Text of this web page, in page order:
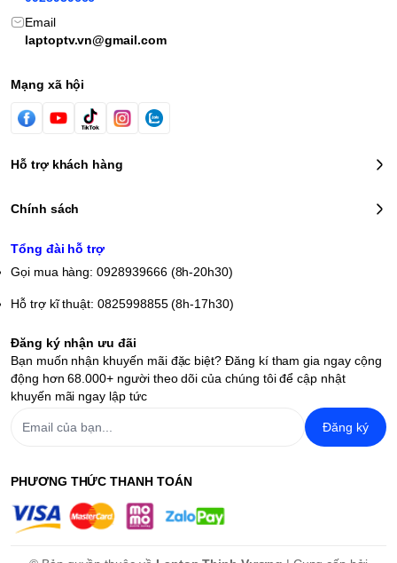
Email
laptoptv.vn@gmail.com
Mạng xã hội
Hỗ trợ khách hàng
Chính sách
Tổng đài hỗ trợ
Gọi mua hàng: 0928939666 (8h-20h30)
Hỗ trợ kĩ thuật: 0825998855 (8h-17h30)
Đăng ký nhận ưu đãi
Bạn muốn nhận khuyến mãi đặc biệt? Đăng kí tham gia ngay cộng
động hơn 68.000+ người theo dõi của chúng tôi để cập nhật
khuyến mãi ngay lập tức
Đăng ký
PHƯƠNG THỨC THANH TOÁN